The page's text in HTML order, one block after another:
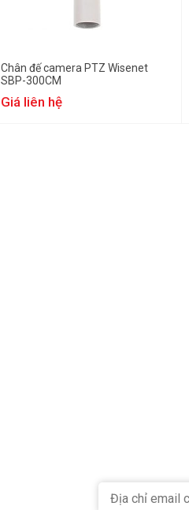
Chân đế camera PTZ Wisenet
SBP-300CM
Giá liên hệ